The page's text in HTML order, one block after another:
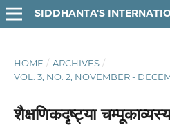
HOME / ARCHIVES /
VOL. 3, NO. 2, NOVEMBER -
शैक्षणिकदृष्ट्या